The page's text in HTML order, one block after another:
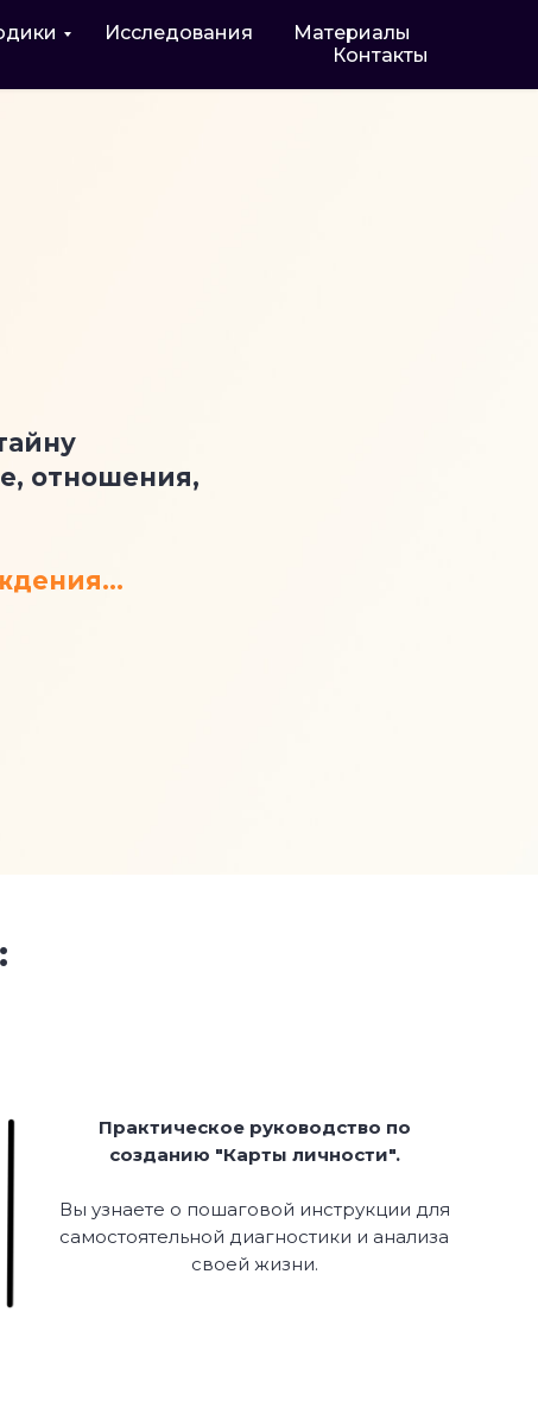
Исследования
Материалы
Контакты
отношения,
Практическое руководство по
созданию "Карты личности".
Вы узнаете о пошаговой инструкции для
самостоятельной диагностики и анализа
своей жизни.